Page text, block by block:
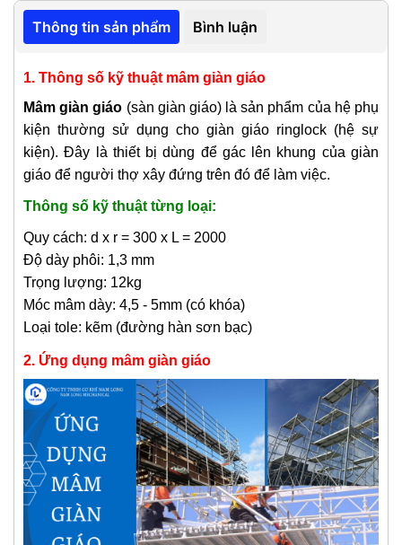
Thông tin sản phẩm Bình luận
1. Thông số kỹ thuật mâ​m giàn​ giáo
Mâm giàn giáo (sàn giàn giáo) là sản phẩm của hệ phụ
kiện thường sử dụng cho giàn giáo ringlock (hệ sự
kiện). Đây là thiết bị dùng để gác lên khung của giàn
giáo để người thợ xây đứng trên đó để làm việc.
Thông số kỹ thuật từng loại:
Quy cách: d x r = 300 x L = 2000
Độ dày phôi: 1,3 mm
Trọng lượng: 12kg
Móc mâm dày: 4,5 - 5mm (có khóa)
Loại tole: kẽm (đường hàn sơn bạc)
2. Ứng dụng mâ​m giàn ​giáo